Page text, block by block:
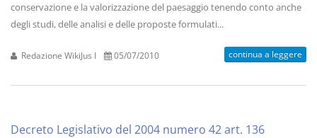
conservazione e la valorizzazione del paesaggio tenendo conto anche
degli studi, delle analisi e delle proposte formulati...
Redazione WikiJus I 05/07/2010 continua a leggere
Decreto Legislativo del 2004 numero 42 art. 136